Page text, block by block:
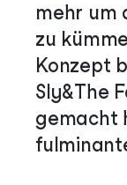
mehr um
zu
Konzept
Sly&The
gemacht